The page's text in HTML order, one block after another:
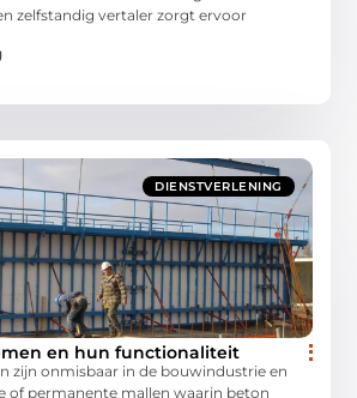
zelfstandig vertaler zorgt ervoor
DIENSTVERLENING
en hun functionaliteit
zijn onmisbaar in de bouwindustrie en
of permanente mallen waarin beton